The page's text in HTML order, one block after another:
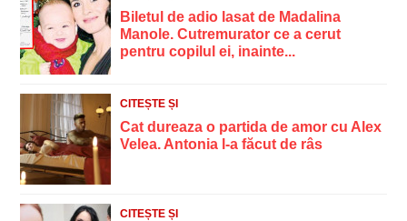
Biletul de adio lasat de Madalina
Manole. Cutremurator ce a cerut
pentru copilul ei, inainte...
CITEȘTE ȘI
Cat dureaza o partida de amor cu Alex
Velea. Antonia l-a făcut de râs
CITEȘTE ȘI